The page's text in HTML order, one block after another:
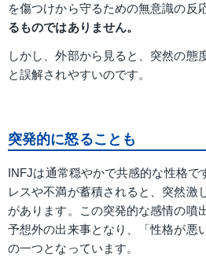
を傷つけから守るための無意識の反
るものではありません。
しかし、外部から見ると、突然の態
と誤解されやすいのです。
突発的に怒ることも
INFJは通常穏やかで共感的な性格で
レスや不満が蓄積されると、突然激
があります。この突発的な感情の噴
予想外の出来事となり、「性格が悪
の一つとなっています。